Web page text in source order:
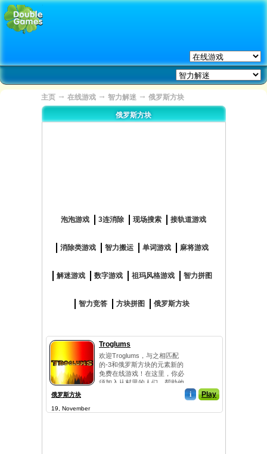
主页 → 在线游戏 → 智力解迷 → 俄罗斯方块
俄罗斯方块
泡泡游戏 3连消除 现场搜索 接轨道游戏
消除类游戏 智力搬运 单词游戏 麻将游戏
解迷游戏 数字游戏 祖玛风格游戏 智力拼图
智力竞答 方块拼图 俄罗斯方块
Troglums
欢迎Troglums，与之相匹配
的-3和俄罗斯方块的元素新的
免费在线游戏！在这里，你必
须加入从村里的人们，帮助他
俄罗斯方块 i Play
19, November